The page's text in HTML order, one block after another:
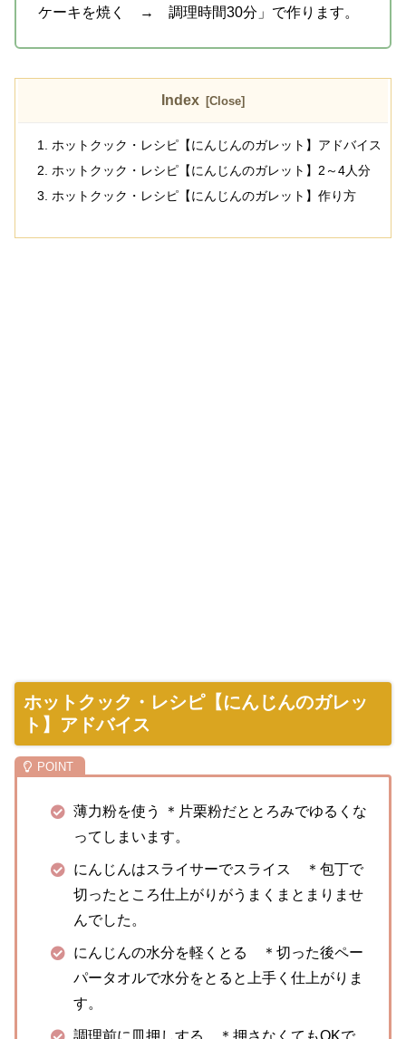
ケーキを焼く → 調理時間30分」で作ります。
Index
ホットクック・レシピ【にんじんのガレット】アドバイス
ホットクック・レシピ【にんじんのガレット】2～4人分
ホットクック・レシピ【にんじんのガレット】作り方
ホットクック・レシピ【にんじんのガレッ
ト】アドバイス
薄力粉を使う ＊片栗粉だととろみでゆるくな
ってしまいます。
にんじんはスライサーでスライス ＊包丁で
切ったところ仕上がりがうまくまとまりませ
んでした。
にんじんの水分を軽くとる ＊切った後ペー
パータオルで水分をとると上手く仕上がりま
す。